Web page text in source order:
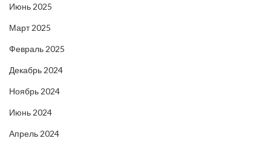
Июнь 2025
Март 2025
Февраль 2025
Декабрь 2024
Ноябрь 2024
Июнь 2024
Апрель 2024